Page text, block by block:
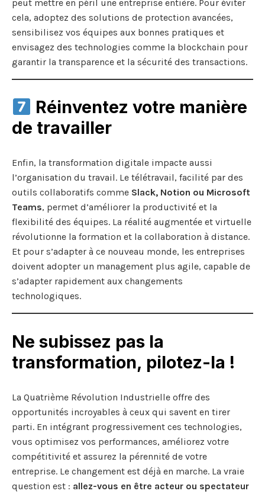
peut mettre en péril une entreprise entière. Pour éviter
cela, adoptez des solutions de protection avancées,
sensibilisez vos équipes aux bonnes pratiques et
envisagez des technologies comme la blockchain pour
garantir la transparence et la sécurité des transactions.
Réinventez votre manière
de travailler
Enfin, la transformation digitale impacte aussi
l’organisation du travail. Le télétravail, facilité par des
outils collaboratifs comme Slack, Notion ou Microsoft
Teams, permet d’améliorer la productivité et la
flexibilité des équipes. La réalité augmentée et virtuelle
révolutionne la formation et la collaboration à distance.
Et pour s’adapter à ce nouveau monde, les entreprises
doivent adopter un management plus agile, capable de
s’adapter rapidement aux changements
technologiques.
Ne subissez pas la
transformation, pilotez-la !
La Quatrième Révolution Industrielle offre des
opportunités incroyables à ceux qui savent en tirer
parti. En intégrant progressivement ces technologies,
vous optimisez vos performances, améliorez votre
compétitivité et assurez la pérennité de votre
entreprise. Le changement est déjà en marche. La vraie
question est : allez-vous en être acteur ou spectateur